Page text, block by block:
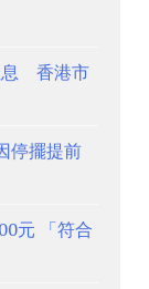
息 香港市
停擺提前
元 「符合